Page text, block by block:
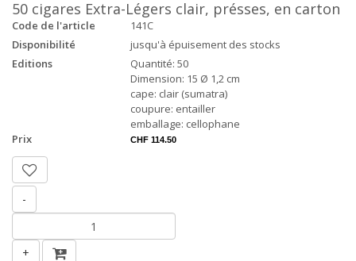
50 cigares Extra-Légers clair, présses, en carton
Code de l'article
141C
Disponibilité
jusqu'à épuisement des stocks
Editions
Quantité: 50
Dimension: 15 Ø 1,2 cm
cape: clair (sumatra)
coupure: entailler
emballage: cellophane
Prix
CHF 114.50
-
+